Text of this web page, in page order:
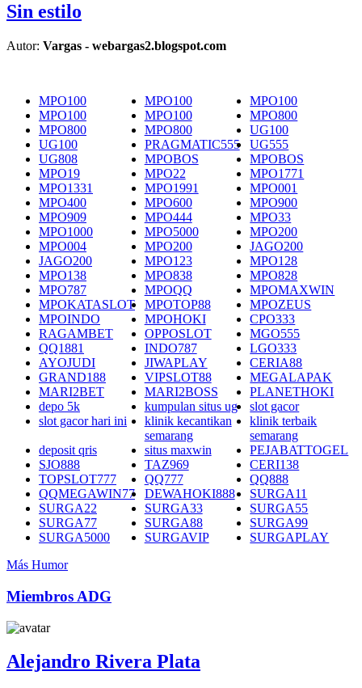
Sin estilo
Autor: Vargas - webargas2.blogspot.com
MPO100 MPO100
MPO100
MPO100
MPO100
MPO800
MPO800
MPO800
UG100
UG100
PRAGMATIC555
UG555
UG808
MPOBOS
MPOBOS
MPO19
MPO22
MPO1771
MPO1331
MPO1991
MPO001
MPO400
MPO600
MPO900
MPO909
MPO444
MPO33
MPO1000
MPO5000
MPO200
MPO004
MPO200
JAGO200
JAGO200
MPO123
MPO128
MPO138
MPO838
MPO828
MPO787
MPOQQ
MPOMAXWIN
MPOKATASLOT
MPOTOP88
MPOZEUS
MPOINDO
MPOHOKI
CPO333
RAGAMBET
OPPOSLOT
MGO555
QQ1881
INDO787
LGO333
AYOJUDI
JIWAPLAY
CERIA88
GRAND188
VIPSLOT88
MEGALAPAK
MARI2BET
MARI2BOSS
PLANETHOKI
depo 5k
kumpulan situs ug
slot gacor
slot gacor hari ini
klinik kecantikan
semarang
klinik terbaik
semarang
deposit qris
situs maxwin
PEJABATTOGEL
SJO888
TAZ969
CERI138
TOPSLOT777
QQ777
QQ888
QQMEGAWIN77
DEWAHOKI888
SURGA11
SURGA22
SURGA33
SURGA55
SURGA77
SURGA88
SURGA99
SURGA5000
SURGAVIP
SURGAPLAY
Más Humor
Miembros ADG
Alejandro Rivera Plata